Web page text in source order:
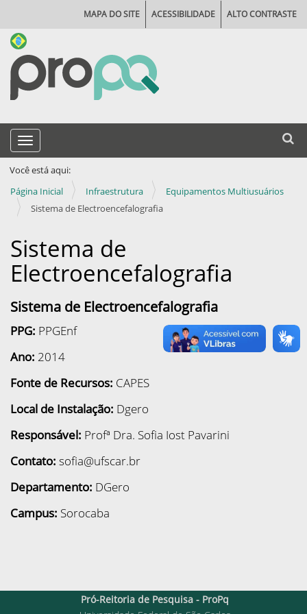
Busca
MAPA DO SITE ACESSIBILIDADE ALTO CONTRASTE
Toggle navigation
Você está aqui:
Página Inicial
Infraestrutura
Equipamentos Multiusuários
Sistema de Electroencefalografia
Sistema de
Electroencefalografia
Sistema de Electroencefalografia
PPG: PPGEnf
Ano: 2014
Fonte de Recursos: CAPES
Local de Instalação: Dgero
Responsável: Profª Dra. Sofia Iost Pavarini
Contato: sofia@ufscar.br
Departamento: DGero
Campus: Sorocaba
Pró-Reitoria de Pesquisa - ProPq